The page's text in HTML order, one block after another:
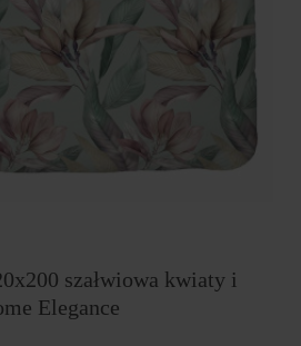
szałwiowa kwiaty i
Elegance